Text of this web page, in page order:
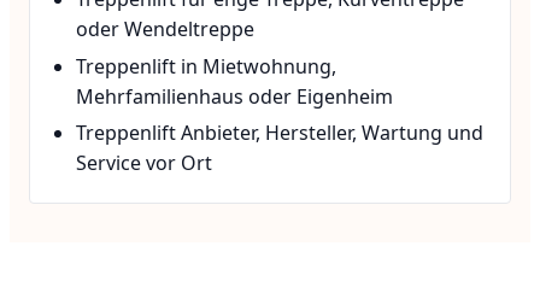
oder Wendeltreppe
Treppenlift in Mietwohnung,
Mehrfamilienhaus oder Eigenheim
Treppenlift Anbieter, Hersteller, Wartung und
Service vor Ort